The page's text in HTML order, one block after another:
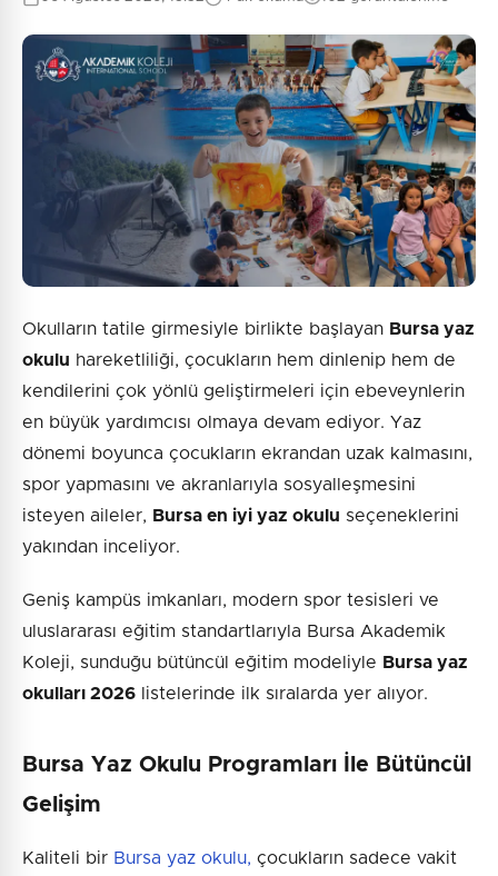
Güvenlik Sorusu:
3 + 4 = ?
Gönder
Okulların tatile girmesiyle birlikte başlayan Bursa yaz
okulu hareketliliği, çocukların hem dinlenip hem de
kendilerini çok yönlü geliştirmeleri için ebeveynlerin
en büyük yardımcısı olmaya devam ediyor. Yaz
dönemi boyunca çocukların ekrandan uzak kalmasını,
spor yapmasını ve akranlarıyla sosyalleşmesini
isteyen aileler, Bursa en iyi yaz okulu seçeneklerini
yakından inceliyor.
Geniş kampüs imkanları, modern spor tesisleri ve
uluslararası eğitim standartlarıyla Bursa Akademik
Koleji, sunduğu bütüncül eğitim modeliyle Bursa yaz
okulları 2026 listelerinde ilk sıralarda yer alıyor.
Bursa Yaz Okulu Programları İle Bütüncül
Gelişim
Kaliteli bir Bursa yaz okulu, çocukların sadece vakit